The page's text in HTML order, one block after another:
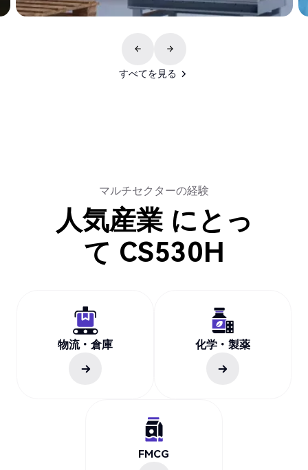
すべてを見る
マルチセクターの経験
人気産業 にとっ
て CS530H
物流・倉庫 化学・製薬
FMCG